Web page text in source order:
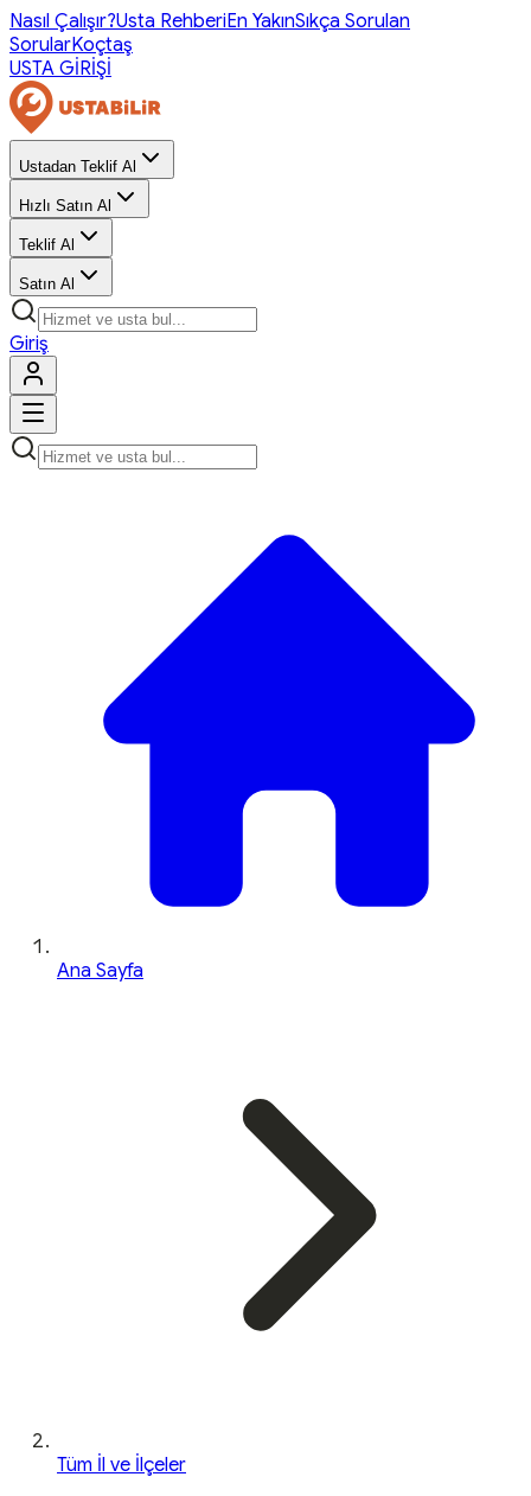
Nasıl Çalışır?Usta RehberiEn YakınSıkça Sorulan
SorularKoçtaş
USTA GİRİŞİ
Ustadan Teklif Al
Hızlı Satın Al
Teklif Al
Satın Al
Giriş
Ana Sayfa
Tüm İl ve İlçeler